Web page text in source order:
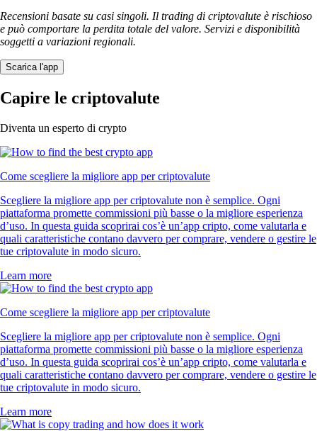
Recensioni basate su casi singoli. Il trading di criptovalute è rischioso
e può comportare la perdita totale del valore. Servizi e disponibilità
soggetti a variazioni regionali.
Scarica l'app
Capire le criptovalute
Diventa un esperto di crypto
Come scegliere la migliore app per criptovalute
Scegliere la migliore app per criptovalute non è semplice. Ogni
piattaforma promette commissioni più basse o la migliore esperienza
d’uso. In questa guida scoprirai cos’è un’app cripto, come valutarla e
quali caratteristiche contano davvero per comprare, vendere o gestire le
tue criptovalute in modo sicuro.
Learn more
Come scegliere la migliore app per criptovalute
Scegliere la migliore app per criptovalute non è semplice. Ogni
piattaforma promette commissioni più basse o la migliore esperienza
d’uso. In questa guida scoprirai cos’è un’app cripto, come valutarla e
quali caratteristiche contano davvero per comprare, vendere o gestire le
tue criptovalute in modo sicuro.
Learn more